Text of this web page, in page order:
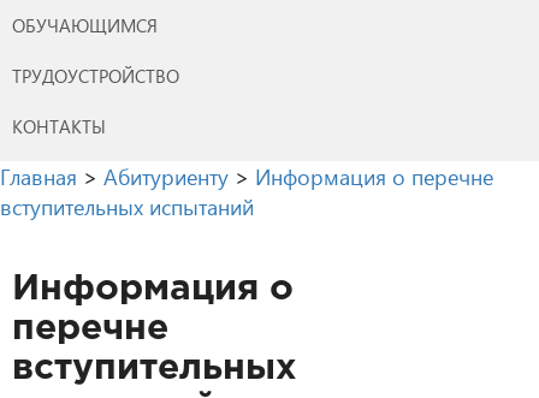
ОБУЧАЮЩИМСЯ
ТРУДОУСТРОЙСТВО
КОНТАКТЫ
Главная > Абитуриенту > Информация о перечне
вступительных испытаний
Информация о
перечне
вступительных